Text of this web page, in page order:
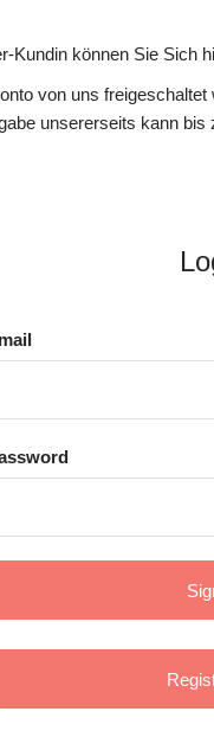
Kundin können Sie Sich
von uns
unsererseits kann